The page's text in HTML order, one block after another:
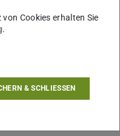
des Campusfests für
und das lebendige
und hoffen sehr, TU
wieder gemeinsam mit
die finanziellen
Beschäftigten herzlich
Cookies erhalten Sie
.
& SCHLIESSEN